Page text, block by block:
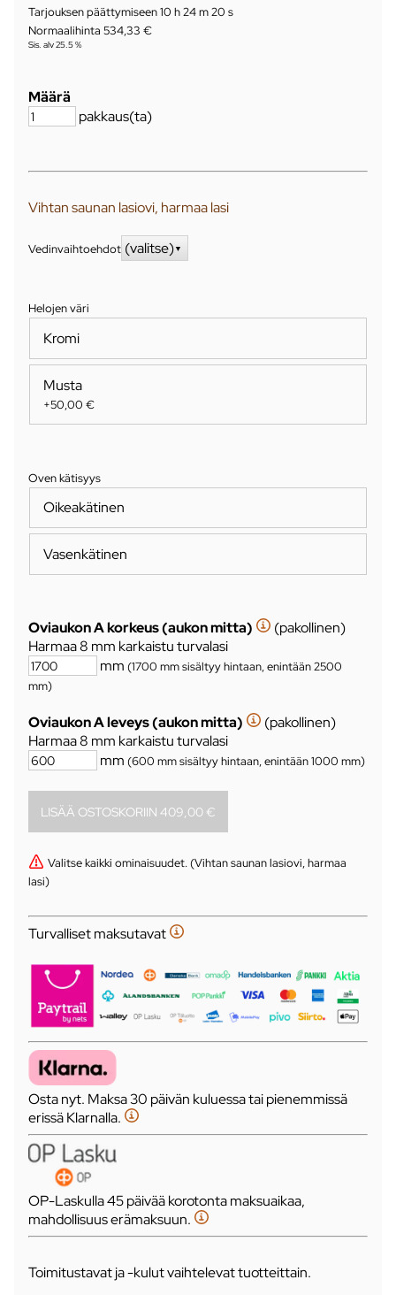
Tarjouksen päättymiseen10 h 24 m 19 s
Normaalihinta 534,33 €
Sis. alv 25.5 %
Määrä
pakkaus(ta)
Vihtan saunan lasiovi, harmaa lasi
Vedinvaihtoehdot (valitse)▼
Helojen väri
Kromi
Musta
+50,00 €
Oven kätisyys
Oikeakätinen
Vasenkätinen
Oviaukon A korkeus (aukon mitta)
(pakollinen)
Harmaa 8 mm karkaistu turvalasi
mm (1700 mm sisältyy hintaan, enintään 2500
mm)
Oviaukon A leveys (aukon mitta)
(pakollinen)
Harmaa 8 mm karkaistu turvalasi
mm (600 mm sisältyy hintaan, enintään 1000 mm)
Valitse kaikki ominaisuudet. (Vihtan saunan lasiovi, harmaa
lasi)
Turvalliset maksutavat
Osta nyt. Maksa 30 päivän kuluessa tai pienemmissä
erissä Klarnalla.
OP-Laskulla 45 päivää korotonta maksuaikaa,
mahdollisuus erämaksuun.
Toimitustavat ja -kulut vaihtelevat tuotteittain.